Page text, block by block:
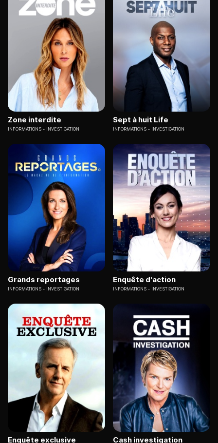
Zone interdite
INFORMATIONS INVESTIGATION
Sept à huit Life
INFORMATIONS INVESTIGATION
Grands reportages
INFORMATIONS INVESTIGATION
Enquête d'action
INFORMATIONS INVESTIGATION
Enquête exclusive Cash investigation